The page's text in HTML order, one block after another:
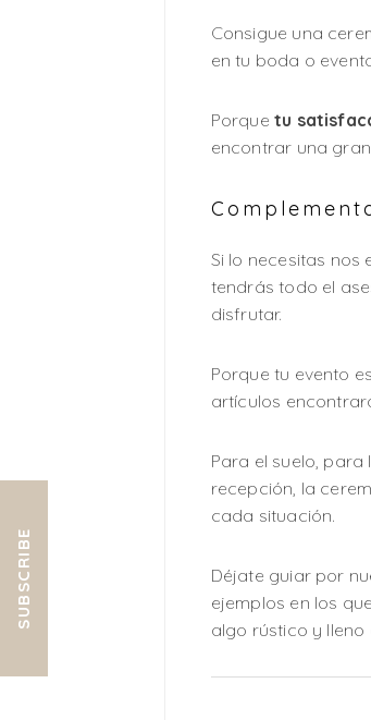
Consigue una
en tu boda o
Porque tu
encontrar una
Si lo necesitas
tendrás todo el
disfrutar.
Porque tu evento
artículos
Para el suelo,
recepción, la
cada situación.
Déjate guiar por
ejemplos en los
algo rústico y lleno
SUBSCRIBE